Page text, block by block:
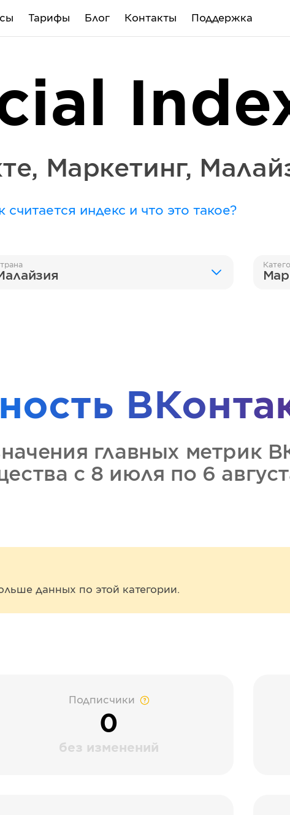
Тарифы Блог Контакты Поддержка
, Маркетинг,
считается индекс и что это такое?
главных метрик
с 8 июля по 6
данных по этой категории.
Подписчики
0
без изменений